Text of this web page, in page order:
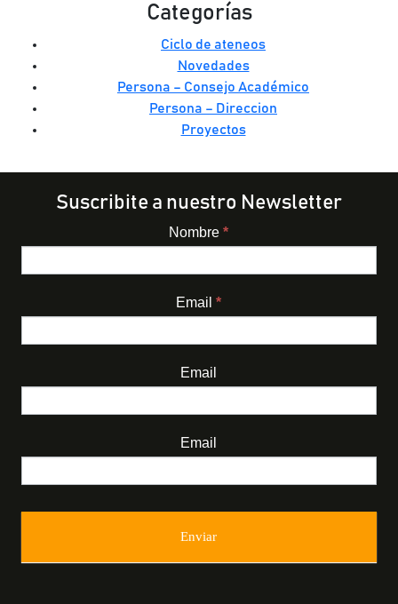
Categorías
Ciclo de ateneos
Novedades
Persona – Consejo Académico
Persona – Direccion
Proyectos
Suscribite a nuestro Newsletter
Nombre*
Email*
Email
Email
Enviar